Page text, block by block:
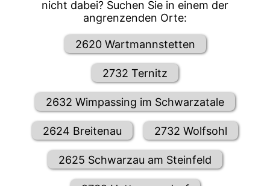
nicht dabei? Suchen Sie in einem der
angrenzenden Orte:
2620 Wartmannstetten
2732 Ternitz
2632 Wimpassing im Schwarzatale
2624 Breitenau 2732 Wolfsohl
2625 Schwarzau am Steinfeld